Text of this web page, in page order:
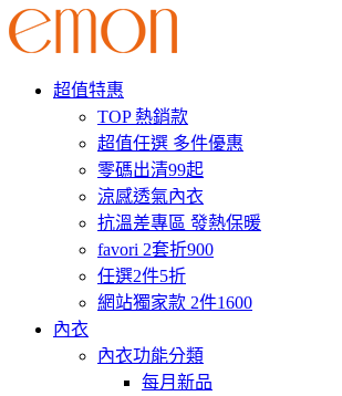
超值特惠
TOP 熱銷款
超值任選 多件優惠
零碼出清99起
涼感透氣內衣
抗溫差專區 發熱保暖
favori 2套折900
任選2件5折
網站獨家款 2件1600
內衣
內衣功能分類
每月新品